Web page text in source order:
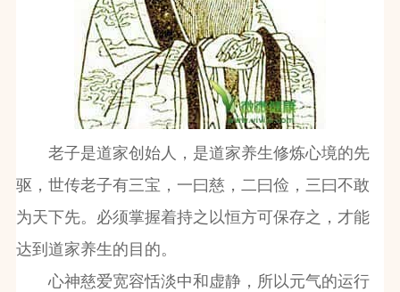
老子是道家创始人，是道家养生修炼心境的先
驱，世传老子有三宝，一曰慈，二曰俭，三曰不敢
为天下先。必须掌握着持之以恒方可保存之，才能
达到道家养生的目的。
心神慈爱宽容恬淡中和虚静，所以元气的运行